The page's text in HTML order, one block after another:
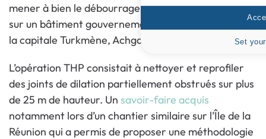
mener à bien le débourrage de joints de dilatation
sur un bâtiment gouvernemental en construction de
la capitale Turkmène, Achgabat.
L’opération THP consistait à nettoyer et reprofiler
des joints de dilation partiellement obstrués sur plus
de 25 m de hauteur. Un savoir-faire acquis
notamment lors d’un chantier similaire sur l’Île de la
Réunion qui a permis de proposer une méthodologie
Set